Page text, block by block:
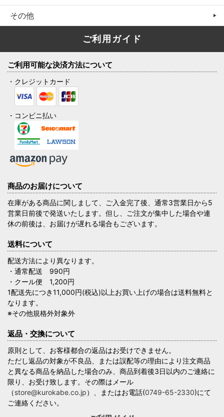
その他
ご利用ガイド
ご利用可能な決済方法について
・クレジットカード
・コンビニ払い
商品のお届けについて
在庫がある商品に関しまして、ご入金完了後、通常3営業日から5
営業日前後で発送いたします。但し、ご注文が集中した場合や連
休の前後は、お届けが遅れる場合もございます。
送料について
配送方法により異なります。
・通常配送 990円
・クール便 1,200円
1配送先につき11,000円(税込)以上お買い上げの場合は送料無料と
なります。
※その他規格外対象外
返品・交換について
原則として、お客様都合の返品はお受けできません。
ただし返品の対象が不良品、または誤配等の理由により注文商品
と異なる商品を納品した場合のみ、商品到着後3日以内のご連絡に
限り、お受け致します。その際はメール
（store@kurokabe.co.jp）、またはお電話(0749-65-2330)にて
ご連絡ください。